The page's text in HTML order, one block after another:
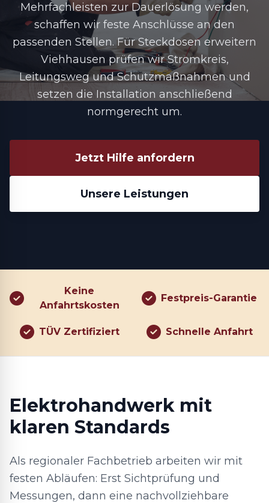
Mehrfachleisten zur Dauerlösung werden,
schaffen wir feste Anschlüsse an den
passenden Stellen. FürSteckdosen erweitern
Viehhausen prüfen wir Stromkreis,
Leitungsweg und Schutzmaßnahmen und
setzen die Installation anschließend
normgerecht um.
Jetzt Hilfe anfordern
Unsere Leistungen
Keine
Anfahrtskosten
Festpreis-Garantie
TÜV Zertifiziert Schnelle Anfahrt
Elektrohandwerk mit
klaren Standards
Als regionaler Fachbetrieb arbeiten wir mit
festen Abläufen: Erst Sichtprüfung und
Messungen, dann eine nachvollziehbare